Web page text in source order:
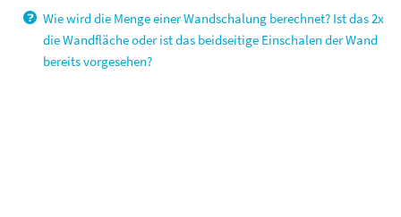
Wie wird die Menge einer Wandschalung berechnet? Ist das 2x
die Wandfläche oder ist das beidseitige Einschalen der Wand
bereits vorgesehen?